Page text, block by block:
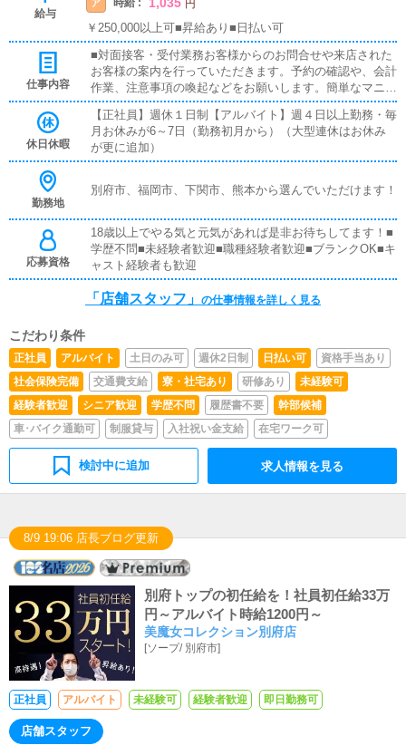
給与
ア 時給 : 円
￥250,000以上可■昇給あり■日払い可
仕事内容
■対面接客・受付業務お客様からのお問合せや来店された
お客様の案内を行っていただきます。予約の確認や、会計
作業、注意事項の喚起などをお願いします。簡単なマニュ
アルや、先輩スタッフに付いて業務内容を見ながら徐々に
覚えていただきますので、未経験の方でも安心して働けま
す。■企画の立案店舗イベントや店舗運営など様々な企画
を提案していただきます。【新規のお客様の増加】【お客
など、売上UPに繋がる施策の提案を行っていただきま
の方が稼げるようにインターネットを使ったPR（写メ日
記）などの使い方などのアドバイスを行っていただきま
す。■PC更新業務ヘブンネットなど、ポータルサイト等の
店舗情報更新作業を行っていただきます。キャストの出勤
情報やイベント、求人ブログの作成となります。基本的に
はボタンを押すだけや、ブログの更新時に簡単に文字が入
お過ごしいただくため、店内の清掃や備品の管理・補充を
行っていただきます。
休日休暇
【正社員】週休１日制【アルバイト】週４日以上勤務・毎
月お休みが6～7日（勤務初月から）（大型連休はお休み
が更に追加）
勤務地
別府市、福岡市、下関市、熊本から選んでいただけます！
応募資格
18歳以上でやる気と元気があれば是非お待ちしてます！■
学歴不問■未経験者歓迎■職種経験者歓迎■ブランクOK■キ
ャスト経験者も歓迎
「店舗スタッフ」 の仕事情報を詳しく見る
こだわり条件
正社員 アルバイト 土日のみ可 週休2日制 日払い可
資格手当あり
社会保険完備
交通費支給 寮・社宅あり 研修あり
未経験可
経験者歓迎
シニア歓迎 学歴不問 履歴書不要
幹部候補
車･バイク通勤可
制服貸与 入社祝い金支給 在宅ワーク可
検討中に追加 求人情報を見る
8/9 19:06 店長ブログ更新
別府トップの初任給を！社員初任給33万
円～アルバイト時給1200円～
美魔女コレクション別府店
[ソープ/ 別府市]
正社員 アルバイト 未経験可 経験者歓迎 即日勤務可
店舗スタッフ